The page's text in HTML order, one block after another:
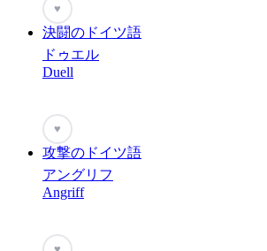
♥
決闘のドイツ語
ドゥエル
Duell
♥
攻撃のドイツ語
アングリフ
Angriff